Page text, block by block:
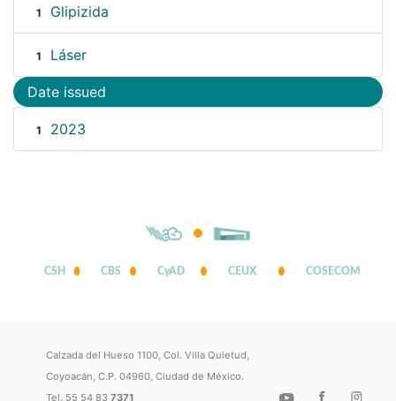
1 Glipizida
1 Láser
Date issued
1 2023
CSH CBS CyAD CEUX COSECOM
Calzada del Hueso 1100, Col. Villa Quietud,
Coyoacán, C.P. 04960, Ciudad de México.
Tel. 55 54 837371